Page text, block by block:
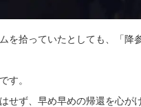
を拾っていたとしても、「降
す。
せず、早め早めの帰還を心が